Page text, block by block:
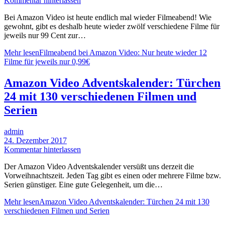
Bei Amazon Video ist heute endlich mal wieder Filmeabend! Wie
gewohnt, gibt es deshalb heute wieder zwölf verschiedene Filme für
jeweils nur 99 Cent zur…
Mehr lesenFilmeabend bei Amazon Video: Nur heute wieder 12
Filme für jeweils nur 0,99€
Amazon Video Adventskalender: Türchen
24 mit 130 verschiedenen Filmen und
Serien
admin
24. Dezember 2017
Kommentar hinterlassen
Der Amazon Video Adventskalender versüßt uns derzeit die
Vorweihnachtszeit. Jeden Tag gibt es einen oder mehrere Filme bzw.
Serien günstiger. Eine gute Gelegenheit, um die…
Mehr lesenAmazon Video Adventskalender: Türchen 24 mit 130
verschiedenen Filmen und Serien